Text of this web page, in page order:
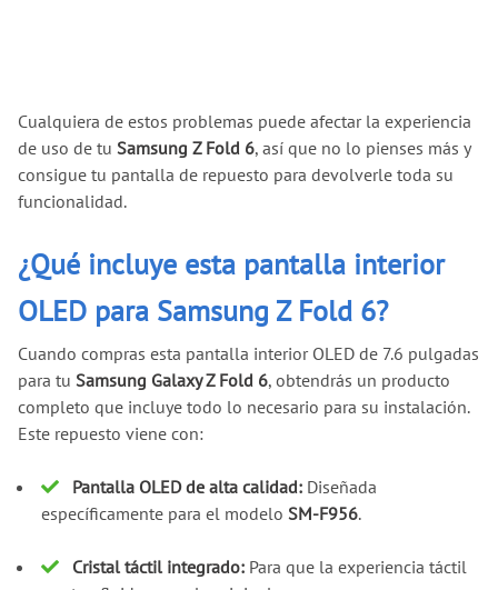
Cualquiera de estos problemas puede afectar la experiencia
de uso de tu Samsung Z Fold 6, así que no lo pienses más y
consigue tu pantalla de repuesto para devolverle toda su
funcionalidad.
¿Qué incluye esta pantalla interior
OLED para Samsung Z Fold 6?
Cuando compras esta pantalla interior OLED de 7.6 pulgadas
para tu Samsung Galaxy Z Fold 6, obtendrás un producto
completo que incluye todo lo necesario para su instalación.
Este repuesto viene con:
Pantalla OLED de alta calidad:Diseñada
específicamente para el modelo SM-F956.
Cristal táctil integrado:Para que la experiencia táctil